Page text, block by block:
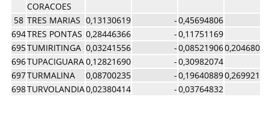
CORACOES
58 TRES MARIAS 0,13130619 -0,45694806
694TRES PONTAS 0,28446366 -0,11751169
695TUMIRITINGA 0,03241556 -0,085219060,20468090
696TUPACIGUARA0,12821690 -0,30982074
697TURMALINA 0,08700235 -0,196408890,26992134
698TURVOLANDIA0,02380414 -0,03764832